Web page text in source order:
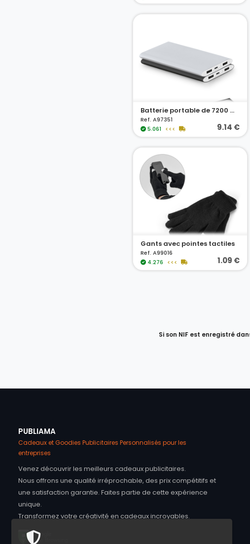
Batterie portable de 7200 mAh
Ref. A97351
5.061
<<< 9.14 €
Gants avec pointes tactiles
Ref. A99016
4.276
<<< 1.09 €
Si son NIF est enregistré
PUBLIAMA
Cadeaux et Goodies Publicitaires Personnalisés pour les
entreprises
Venez découvrir les meilleurs cadeaux publicitaires.
Nous offrons une qualité irréprochable, des prix compétitifs et
une satisfaction garantie. Faites partie de cette expérience
unique.
Transformez votre créativité en cadeaux incroyables.